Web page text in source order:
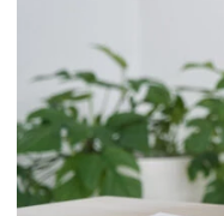
− 「どうせ
ダメだ」と
諦めている
03. テストやばい
のにやる気が出
ないときの対処
法